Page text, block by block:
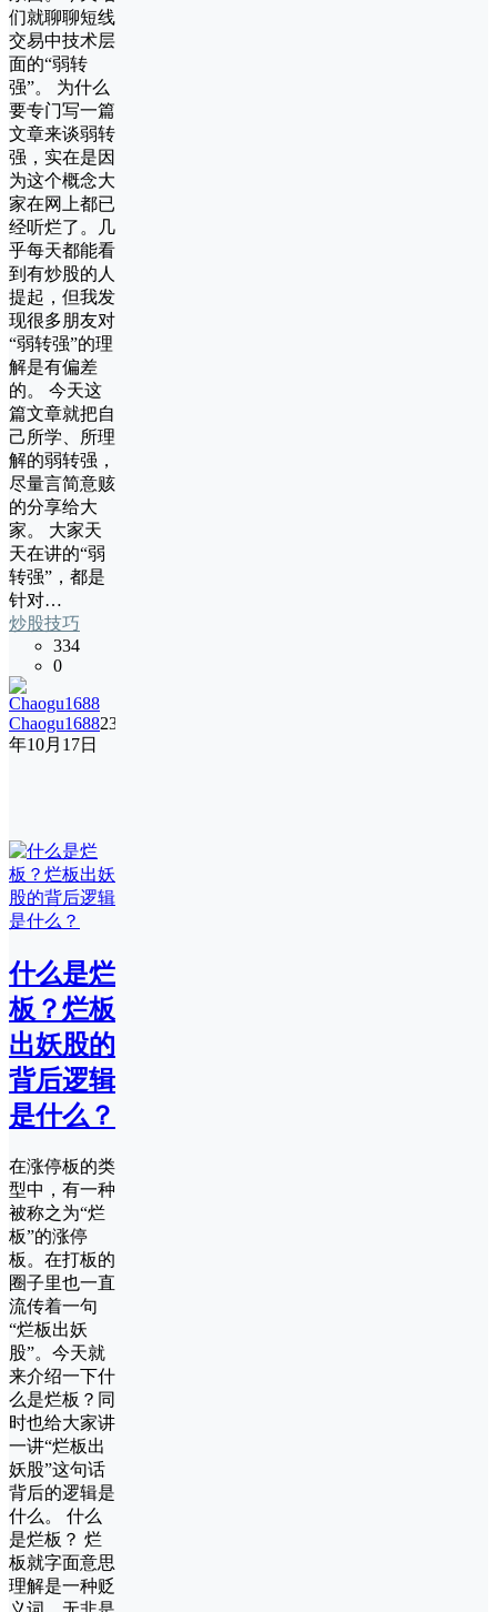
们就聊聊短线
交易中技术层
面的“弱转
强”。 为什么
要专门写一篇
文章来谈弱转
强，实在是因
为这个概念大
家在网上都已
经听烂了。几
乎每天都能看
到有炒股的人
提起，但我发
现很多朋友对
“弱转强”的理
解是有偏差
的。 今天这
篇文章就把自
己所学、所理
解的弱转强，
尽量言简意赅
的分享给大
家。 大家天
天在讲的“弱
转强”，都是
针对…
炒股技巧
334
0
Chaogu168823
年10月17日
什么是烂
板？烂板
出妖股的
背后逻辑
是什么？
在涨停板的类
型中，有一种
被称之为“烂
板”的涨停
板。在打板的
圈子里也一直
流传着一句
“烂板出妖
股”。今天就
来介绍一下什
么是烂板？同
时也给大家讲
一讲“烂板出
妖股”这句话
背后的逻辑是
什么。 什么
是烂板？ 烂
板就字面意思
理解是一种贬